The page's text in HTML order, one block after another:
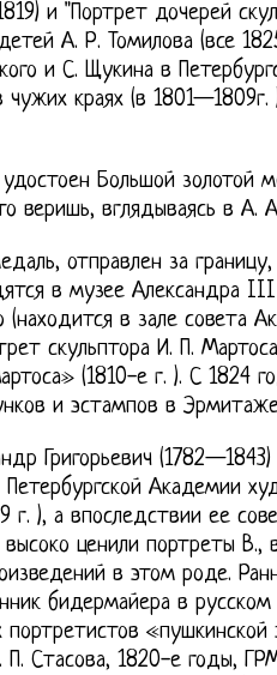
и "Портрет дочерей
А. Р. Томилова (все
и С. Щукина в
краях (в 1801—1809г.
Большой золотой
веришь, вглядываясь в А.
отправлен за
в музее Александра
(находится в зале совета
скульптора И. П.
(1810-е г. ). С 1824
и эстампов в
Григорьевич
Академии
г. ), а впоследствии ее
ценили портреты В.,
в этом роде.
бидермайера в русском
«пушкинской
Стасова, 1820-е годы,